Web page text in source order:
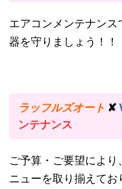
エアコンメンテナン
器を守りましょう！！
ラッフルズオート ✘
ンテナンス
ご予算・ご要望によ
ニューを取り揃えてお